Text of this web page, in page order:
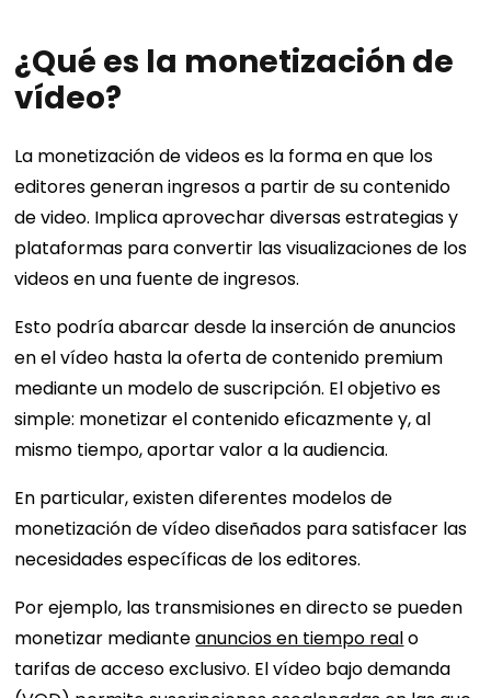
¿Qué es la monetización de
vídeo?
La monetización de videos es la forma en que los
editores generan ingresos a partir de su contenido
de video. Implica aprovechar diversas estrategias y
plataformas para convertir las visualizaciones de los
videos en una fuente de ingresos.
Esto podría abarcar desde la inserción de anuncios
en el vídeo hasta la oferta de contenido premium
mediante un modelo de suscripción. El objetivo es
simple: monetizar el contenido eficazmente y, al
mismo tiempo, aportar valor a la audiencia.
En particular, existen diferentes modelos de
monetización de vídeo diseñados para satisfacer las
necesidades específicas de los editores.
Por ejemplo, las transmisiones en directo se pueden
monetizar medianteanuncios en tiempo realo
tarifas de acceso exclusivo. El vídeo bajo demanda